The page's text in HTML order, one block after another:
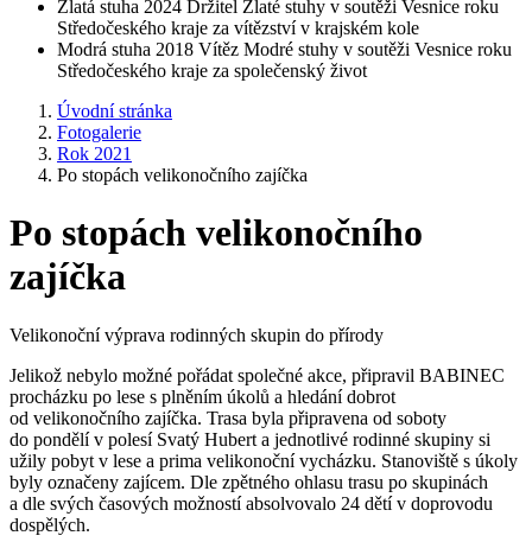
Zlatá stuha 2024 Držitel Zlaté stuhy v soutěži Vesnice roku
Středočeského kraje za vítězství v krajském kole
Modrá stuha 2018 Vítěz Modré stuhy v soutěži Vesnice roku
Středočeského kraje za společenský život
Úvodní stránka
Fotogalerie
Rok 2021
Po stopách velikonočního zajíčka
Po stopách velikonočního
zajíčka
Velikonoční výprava rodinných skupin do přírody
Jelikož nebylo možné pořádat společné akce, připravil BABINEC
procházku po lese s plněním úkolů a hledání dobrot
od velikonočního zajíčka. Trasa byla připravena od soboty
do pondělí v polesí Svatý Hubert a jednotlivé rodinné skupiny si
užily pobyt v lese a prima velikonoční vycházku. Stanoviště s úkoly
byly označeny zajícem. Dle zpětného ohlasu trasu po skupinách
a dle svých časových možností absolvovalo 24 dětí v doprovodu
dospělých.